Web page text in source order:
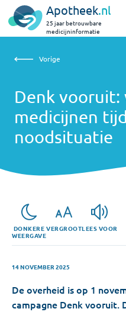
Apotheek.nl
25 jaar betrouwbare
medicijninformatie
Denk vooruit: voldoende
Vorige
Denk vooruit:
medicijnen
noodsituatie
DONKERE
WEERGAVE
VERGROOTLEES VOOR
14 NOVEMBER 2025
De overheid is op 1
campagne Denk vooruit.